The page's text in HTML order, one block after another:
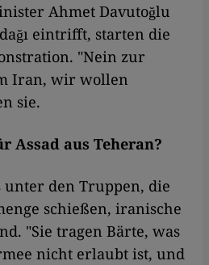
Ahmet Davutoğlu
eintrifft, starten die
"Nein zur
Iran, wir wollen
sie.
Assad aus Teheran?
unter den Truppen, die
schießen, iranische
"Sie tragen Bärte, was
nicht erlaubt ist, und